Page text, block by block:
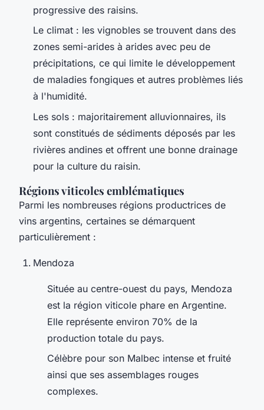
progressive des raisins.
Le climat : les vignobles se trouvent dans des
zones semi-arides à arides avec peu de
précipitations, ce qui limite le développement
de maladies fongiques et autres problèmes liés
à l'humidité.
Les sols : majoritairement alluvionnaires, ils
sont constitués de sédiments déposés par les
rivières andines et offrent une bonne drainage
pour la culture du raisin.
Régions viticoles emblématiques
Parmi les nombreuses régions productrices de
vins argentins, certaines se démarquent
particulièrement :
Mendoza
Située au centre-ouest du pays, Mendoza
est la région viticole phare en Argentine.
Elle représente environ 70% de la
production totale du pays.
Célèbre pour son Malbec intense et fruité
ainsi que ses assemblages rouges
complexes.